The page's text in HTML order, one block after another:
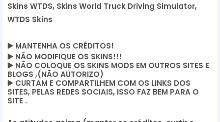
Skins WTDS, Skins World Truck Driving Simulator,
WTDS Skins
▶️ MANTENHA OS CRÉDITOS!
▶️ NÃO MODIFIQUE OS SKINS!!!
▶️ NÃO COLOQUE OS SKINS MODS EM OUTROS SITES E
BLOGS ,(NÃO AUTORIZO)
▶️ CURTAM E COMPARTILHEM COM OS LINKS DOS
SITES, PELAS REDES SOCIAIS, ISSO FAZ BEM PARA O
SITE .